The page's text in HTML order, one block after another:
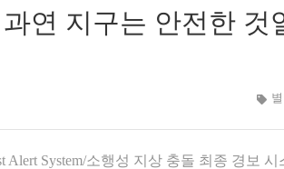
연 지구는 안전한 것
System/소행성 지상 충돌 최종 경보 시